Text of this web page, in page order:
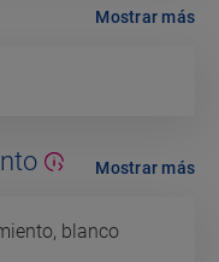
Mostrar más
blanco
Mostrar más